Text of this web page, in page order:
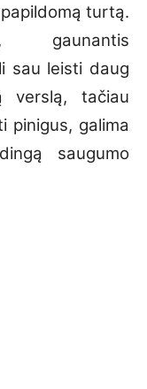
turtą.
gaunantis
sau leisti daug
verslą, tačiau
pinigus, galima
saugumo